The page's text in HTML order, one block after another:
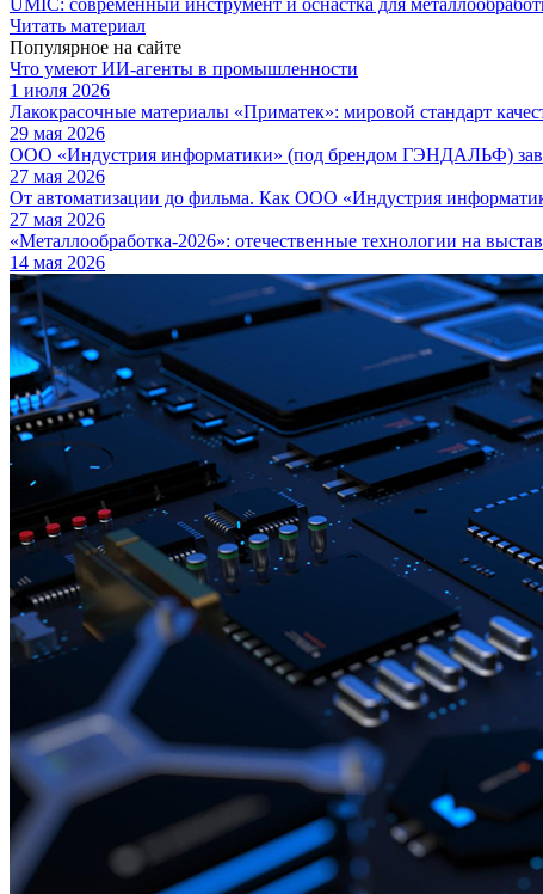
Читать материал
Популярное на сайте
Что умеют ИИ-агенты в промышленности
1 июля 2026
Лакокрасочные материалы «Приматек»: мировой стандарт
29 мая 2026
ООО «Индустрия информатики» (под брендом ГЭНДАЛЬФ)
27 мая 2026
От автоматизации до фильма. Как ООО «Индустрия
27 мая 2026
«Металлообработка-2026»: отечественные технологии на
14 мая 2026